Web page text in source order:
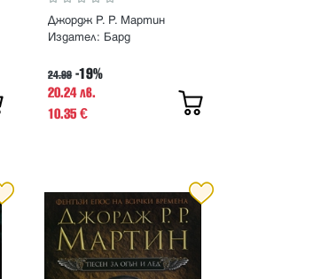
Джордж Р. Р. Мартин
Издател: Бард
24.99 -19%
20.24 лв.
10.35€